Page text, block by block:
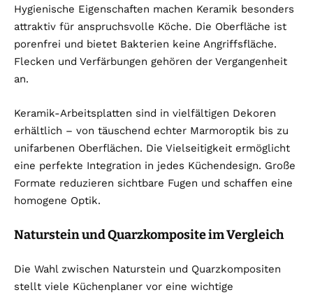
Hygienische Eigenschaften machen Keramik besonders
attraktiv für anspruchsvolle Köche. Die Oberfläche ist
porenfrei und bietet Bakterien keine Angriffsfläche.
Flecken und Verfärbungen gehören der Vergangenheit
an.
Keramik-Arbeitsplatten sind in vielfältigen Dekoren
erhältlich – von täuschend echter Marmoroptik bis zu
unifarbenen Oberflächen. Die Vielseitigkeit ermöglicht
eine perfekte Integration in jedes Küchendesign. Große
Formate reduzieren sichtbare Fugen und schaffen eine
homogene Optik.
Naturstein und Quarzkomposite im Vergleich
Die Wahl zwischen Naturstein und Quarzkompositen
stellt viele Küchenplaner vor eine wichtige